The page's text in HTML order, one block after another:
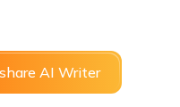
AI Writer